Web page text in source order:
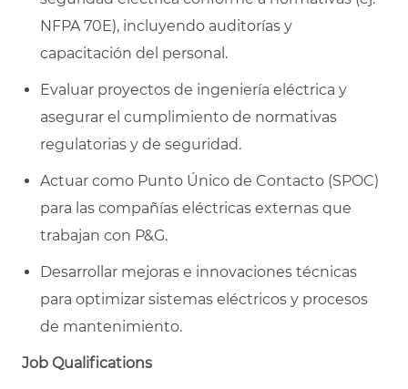
NFPA 70E), incluyendo auditorías y
capacitación del personal.
Evaluar proyectos de ingeniería eléctrica y
asegurar el cumplimiento de normativas
regulatorias y de seguridad.
Actuar como Punto Único de Contacto (SPOC)
para las compañías eléctricas externas que
trabajan con P&G.
Desarrollar mejoras e innovaciones técnicas
para optimizar sistemas eléctricos y procesos
de mantenimiento.
Job Qualifications